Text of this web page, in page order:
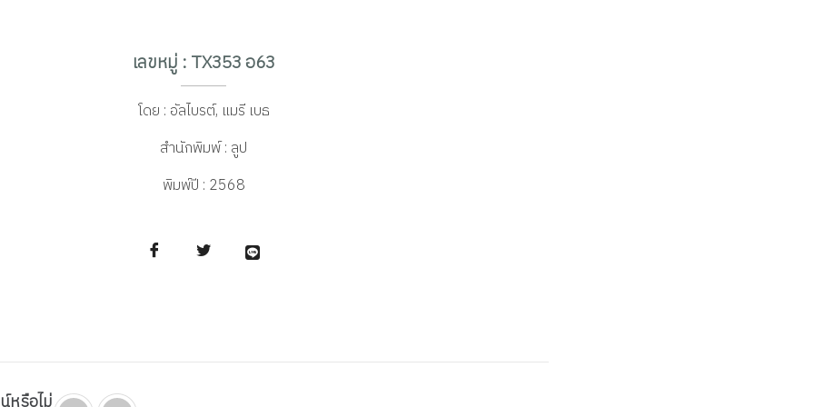
เลขหมู่ : TX353 อ63
โดย : อัลไบรต์, แมรี เบธ
สำนักพิมพ์ : ลูป
พิมพ์ปี : 2568